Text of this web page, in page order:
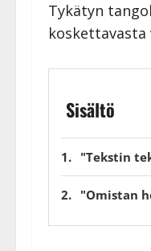
Tykätyn
koskettavasta
Sisältö
"Tekstin
"Omistan